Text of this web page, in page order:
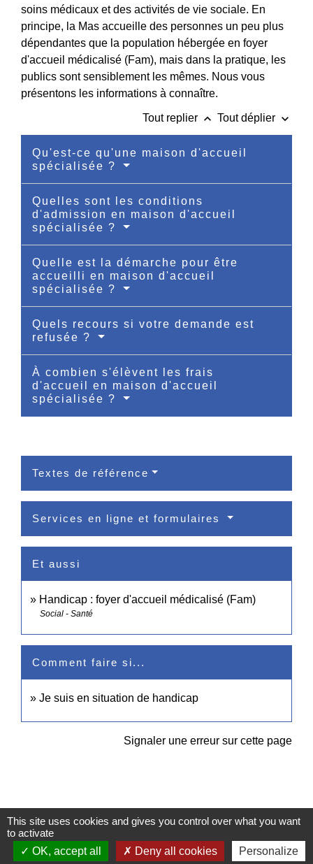
soins médicaux et des activités de vie sociale. En
principe, la Mas accueille des personnes un peu plus
dépendantes que la population hébergée en foyer
d'accueil médicalisé (Fam), mais dans la pratique, les
publics sont sensiblement les mêmes. Nous vous
présentons les informations à connaître.
Tout replier keyboard_arrow_up Tout déplier keyboard_arrow_down
Qu'est-ce qu'une maison d'accueil
spécialisée ?
Quelles sont les conditions
d'admission en maison d'accueil
spécialisée ?
Quelle est la démarche pour être
accueilli en maison d'accueil
spécialisée ?
Quels recours si votre demande est
refusée ?
À combien s'élèvent les frais
d'accueil en maison d'accueil
spécialisée ?
Textes de référence
Services en ligne et formulaires
Et aussi
Handicap : foyer d'accueil médicalisé (Fam)
Social - Santé
Comment faire si...
Je suis en situation de handicap
Signaler une erreur sur cette page
Commune de Pullay
This site uses cookies and gives you control over what you want
to activate
OK, accept all
Deny all cookies Personalize